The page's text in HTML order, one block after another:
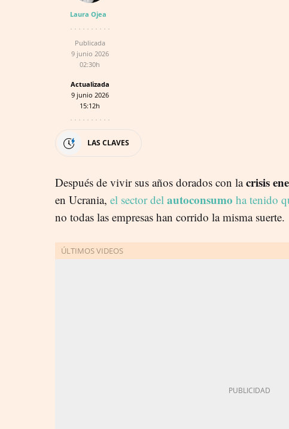
Laura Ojea
Publicada
9 junio 2026
02:30h
Actualizada
9 junio 2026
15:12h
LAS CLAVES
Después de vivir sus años dorados con lacrisis
en Ucrania, el sector del autoconsumo ha tenido
no todas las empresas han corrido la misma suerte.